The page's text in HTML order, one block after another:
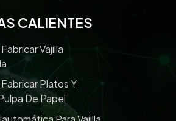
CALIENTES
Vajilla
Platos Y
De Papel